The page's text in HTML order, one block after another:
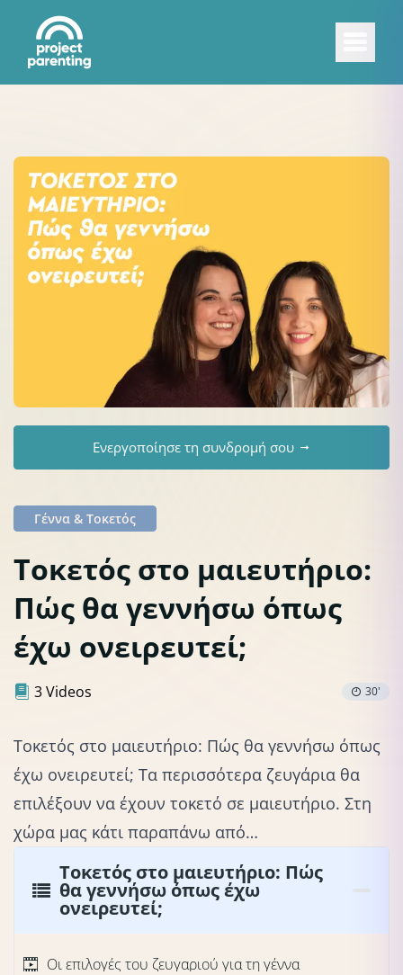
Ενεργοποίησε τη συνδρομή σου
Γέννα & Τοκετός
Τοκετός στο μαιευτήριο:
Πώς θα γεννήσω όπως
έχω ονειρευτεί;
3 Videos 30'
Τοκετός στο μαιευτήριο: Πώς θα γεννήσω όπως
έχω ονειρευτεί; Τα περισσότερα ζευγάρια θα
επιλέξουν να έχουν τοκετό σε μαιευτήριο. Στη
χώρα μας κάτι παραπάνω από…
Τοκετός στο μαιευτήριο: Πώς
θα γεννήσω όπως έχω
ονειρευτεί;
Οι επιλογές του ζευγαριού για τη γέννα